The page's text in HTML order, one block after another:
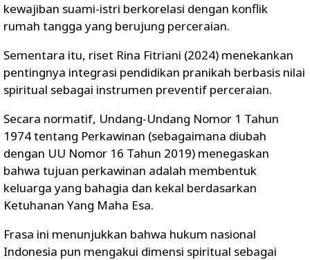
kewajiban suami-istri berkorelasi dengan konflik
rumah tangga yang berujung perceraian.
Sementara itu, riset Rina Fitriani (2024) menekankan
pentingnya integrasi pendidikan pranikah berbasis nilai
spiritual sebagai instrumen preventif perceraian.
Secara normatif, Undang-Undang Nomor 1 Tahun
1974 tentang Perkawinan (sebagaimana diubah
dengan UU Nomor 16 Tahun 2019) menegaskan
bahwa tujuan perkawinan adalah membentuk
keluarga yang bahagia dan kekal berdasarkan
Ketuhanan Yang Maha Esa.
Frasa ini menunjukkan bahwa hukum nasional
Indonesia pun mengakui dimensi spiritual sebagai